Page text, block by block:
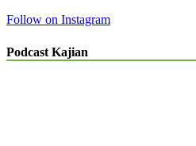
Follow on Instagram
Podcast Kajian